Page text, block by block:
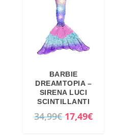
BARBIE
DREAMTOPIA –
SIRENA LUCI
SCINTILLANTI
34,99€ I
17,49€I